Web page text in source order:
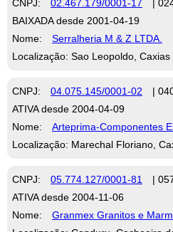
CNPJ: 02.467.179/0001-17
|
BAIXADA desde 2001-04-19
Nome:
Serralheria M & Z LTDA.
Localização: Sao Leopoldo, Caxias
CNPJ: 04.075.145/0001-02
|
ATIVA desde 2004-04-09
Nome:
Arteprima-Componentes
Localização: Marechal Floriano,
CNPJ: 05.774.127/0001-81
|
ATIVA desde 2004-11-06
Nome:
Granmex Granitos e